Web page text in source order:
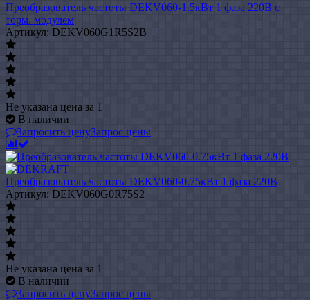
Преобразователь частоты DEKV060-1.5кВт 1 фаза 220В с
торм. модулем
Артикул: DEKV060G1R5S2B
Не указана цена за 1
В наличии
Запросить ценуЗапрос цены
Преобразователь частоты DEKV060-0.75кВт 1 фаза 220В
Артикул: DEKV060G0R75S2
Не указана цена за 1
В наличии
Запросить ценуЗапрос цены